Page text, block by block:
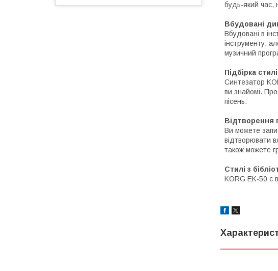
будь-який час,
Вбудовані
Вбудовані в
інструменту,
музичний
Підбірка
Синтезатор
ви знайомі.
пісень.
Відтворення
Ви можете
відтворювати
також можете
Стилі з
KORG EK-50 є